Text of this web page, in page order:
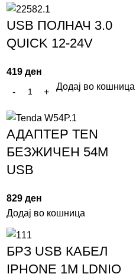
USB ПОЛНАЧ 3.0
QUICK 12-24V
419 ден
Додај во кошница
АДАПТЕР ТЕN
БЕЗЖИЧЕН 54М
USB
829 ден
Додај во кошница
БРЗ USB КАБЕЛ
IPHONE 1M LDNIO